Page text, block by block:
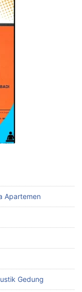
Apartemen
Gedung